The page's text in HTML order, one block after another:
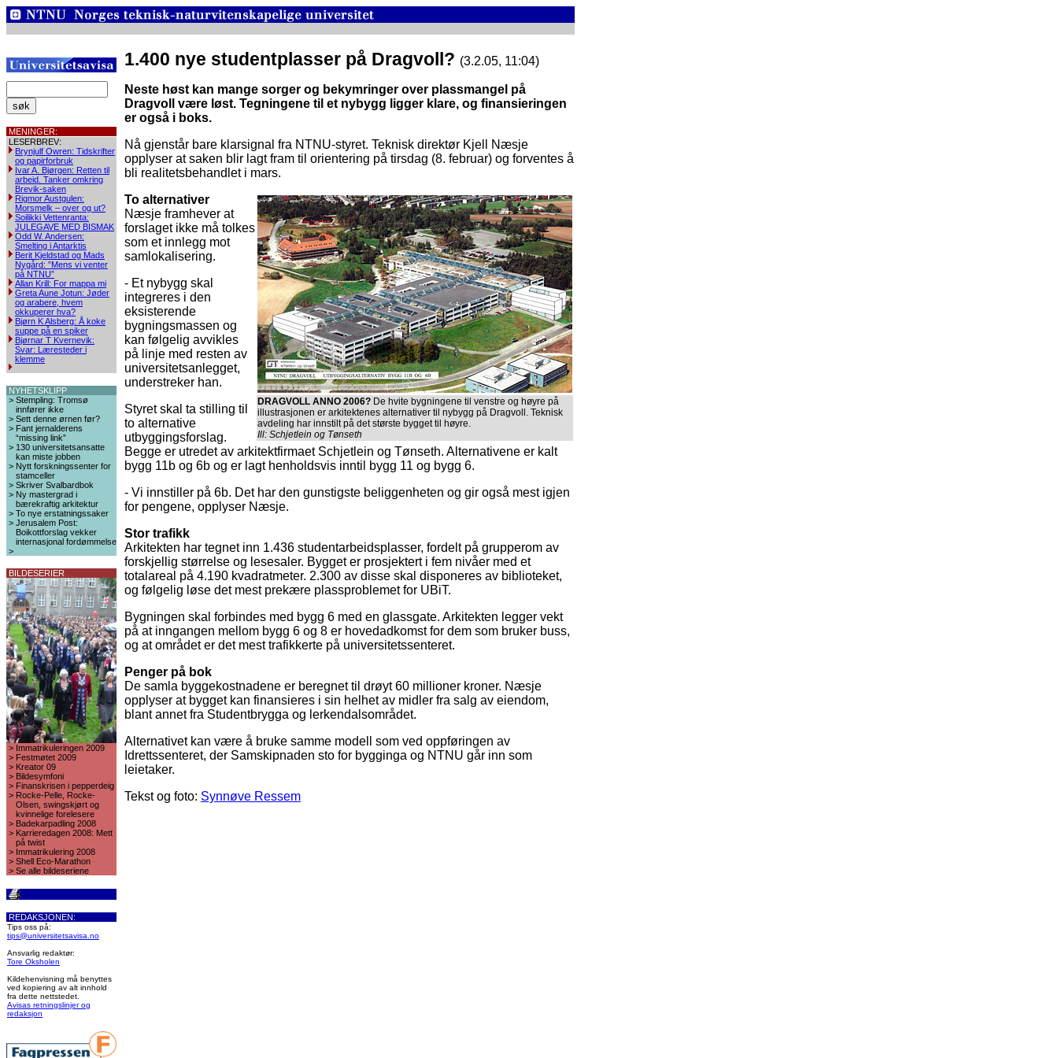
MENINGER:
LESERBREV:
Brynjulf Owren: Tidskrifter
og papirforbruk
Ivar A. Bjørgen: Retten til
arbeid. Tanker omkring
Brevik-saken
Rigmor Austgulen:
Morsmelk – over og ut?
Soilikki Vettenranta:
JULEGAVE MED BISMAK
Odd W. Andersen:
Smelting i Antarktis
Berit Kjeldstad og Mads
Nygård: ”Mens vi venter
på NTNU”
Allan Krill: For mappa mi
Greta Aune Jotun: Jøder
og arabere, hvem
okkuperer hva?
Bjørn K Alsberg: Å koke
suppe på en spiker
Bjørnar T Kvernevik:
Svar: Læresteder i
klemme
NYHETSKLIPP
> Stempling: Tromsø
innfører ikke
> Sett denne ørnen før?
> Fant jernalderens
“missing link”
> 130 universitetsansatte
kan miste jobben
> Nytt forskningssenter for
stamceller
> Skriver Svalbardbok
> Ny mastergrad i
bærekraftig arkitektur
> To nye erstatningssaker
> Jerusalem Post:
Boikottforslag vekker
internasjonal fordømmelse
>
BILDESERIER
> Immatrikuleringen 2009
> Festmøtet 2009
> Kreator 09
> Bildesymfoni
> Finanskrisen i pepperdeig
> Rocke-Pelle, Rocke-
Olsen, swingskjørt og
kvinnelige forelesere
> Badekarpadling 2008
> Karrieredagen 2008: Mett
på twist
> Immatrikulering 2008
> Shell Eco-Marathon
> Se alle bildeseriene
REDAKSJONEN:
Tips oss på:
tips@universitetsavisa.no
Ansvarlig redaktør:
Tore Oksholen
Kildehenvisning må benyttes
ved kopiering av alt innhold
fra dette nettstedet.
Avisas retningslinjer og
redaksjon
1.400 nye studentplasser på Dragvoll? (3.2.05, 11:04)
Neste høst kan mange sorger og bekymringer over plassmangel på
Dragvoll være løst. Tegningene til et nybygg ligger klare, og finansieringen
er også i boks.
Nå gjenstår bare klarsignal fra NTNU-styret. Teknisk direktør Kjell Næsje
opplyser at saken blir lagt fram til orientering på tirsdag (8. februar) og forventes å
bli realitetsbehandlet i mars.
DRAGVOLL ANNO 2006? De hvite bygningene til venstre og høyre på
illustrasjonen er arkitektenes alternativer til nybygg på Dragvoll. Teknisk
avdeling har innstilt på det største bygget til høyre.
Ill: Schjetlein og Tønseth
To alternativer
Næsje framhever at
forslaget ikke må tolkes
som et innlegg mot
samlokalisering.
- Et nybygg skal
integreres i den
eksisterende
bygningsmassen og
kan følgelig avvikles
på linje med resten av
universitetsanlegget,
understreker han.
Styret skal ta stilling til
to alternative
utbyggingsforslag.
Begge er utredet av arkitektfirmaet Schjetlein og Tønseth. Alternativene er kalt
bygg 11b og 6b og er lagt henholdsvis inntil bygg 11 og bygg 6.
- Vi innstiller på 6b. Det har den gunstigste beliggenheten og gir også mest igjen
for pengene, opplyser Næsje.
Stor trafikk
Arkitekten har tegnet inn 1.436 studentarbeidsplasser, fordelt på grupperom av
forskjellig størrelse og lesesaler. Bygget er prosjektert i fem nivåer med et
totalareal på 4.190 kvadratmeter. 2.300 av disse skal disponeres av biblioteket,
og følgelig løse det mest prekære plassproblemet for UBiT.
Bygningen skal forbindes med bygg 6 med en glassgate. Arkitekten legger vekt
på at inngangen mellom bygg 6 og 8 er hovedadkomst for dem som bruker buss,
og at området er det mest trafikkerte på universitetssenteret.
Penger på bok
De samla byggekostnadene er beregnet til drøyt 60 millioner kroner. Næsje
opplyser at bygget kan finansieres i sin helhet av midler fra salg av eiendom,
blant annet fra Studentbrygga og lerkendalsområdet.
Alternativet kan være å bruke samme modell som ved oppføringen av
Idrettssenteret, der Samskipnaden sto for bygginga og NTNU går inn som
leietaker.
Tekst og foto: Synnøve Ressem